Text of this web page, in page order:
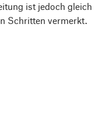
ist jedoch gleich
Schritten vermerkt.